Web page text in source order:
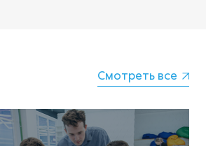
Смотреть все